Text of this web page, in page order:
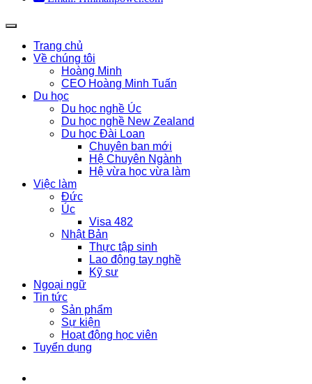
Trang chủ
Về chúng tôi
Hoàng Minh
CEO Hoàng Minh Tuấn
Du học
Du học nghề Úc
Du học nghề New Zealand
Du học Đài Loan
Chuyên ban mới
Hệ Chuyên Ngành
Hệ vừa học vừa làm
Việc làm
Đức
Úc
Visa 482
Nhật Bản
Thực tập sinh
Lao động tay nghề
Kỹ sư
Ngoại ngữ
Tin tức
Sản phẩm
Sự kiện
Hoạt động học viên
Tuyển dụng